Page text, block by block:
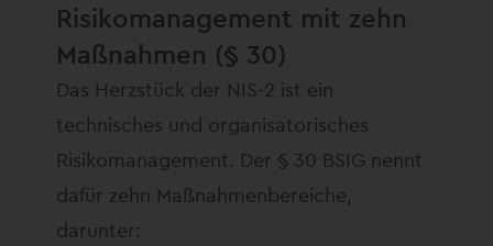
Risikomanagement mit zehn
Maßnahmen (§ 30)
Das Herzstück der NIS-2 ist ein
technisches und organisatorisches
Risikomanagement. Der § 30 BSIG nennt
dafür zehn Maßnahmenbereiche,
darunter: